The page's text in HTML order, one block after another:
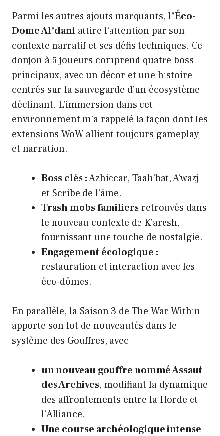
Parmi les autres ajouts marquants, l’Éco-
Dome Al’dani attire l’attention par son
contexte narratif et ses défis techniques. Ce
donjon à 5 joueurs comprend quatre boss
principaux, avec un décor et une histoire
centrés sur la sauvegarde d’un écosystème
déclinant. L’immersion dans cet
environnement m’a rappelé la façon dont les
extensions WoW allient toujours gameplay
et narration.
Boss clés :Azhiccar, Taah’bat, A’wazj
et Scribe de l’âme.
Trash mobs familiersretrouvés dans
le nouveau contexte de K’aresh,
fournissant une touche de nostalgie.
Engagement écologique :
restauration et interaction avec les
éco-dômes.
En parallèle, la Saison 3 de The War Within
apporte son lot de nouveautés dans le
système des Gouffres, avec
un nouveau gouffre nommé Assaut
des Archives, modifiant la dynamique
des affrontements entre la Horde et
l’Alliance.
Une course archéologique intense